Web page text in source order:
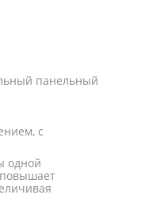
панельный
с
одной